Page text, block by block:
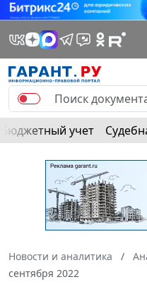
Бюджетный учет
Новости и аналитика
сентября 2022